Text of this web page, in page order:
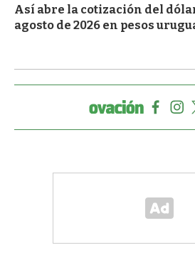
Así abre la cotización del
agosto de 2026 en pesos